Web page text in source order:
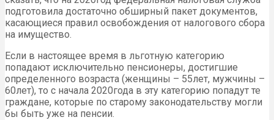
подготовила достаточно обширный пакет документов,
касающиеся правил освобождения от налогового сбора
на имущество.
Если в настоящее время в льготную категорию
попадают исключительно пенсионеры, достигшие
определенного возраста (женщины – 55лет, мужчины –
60лет), то с начала 2020года в эту категорию попадут те
граждане, которые по старому законодательству могли
бы быть уже на пенсии.